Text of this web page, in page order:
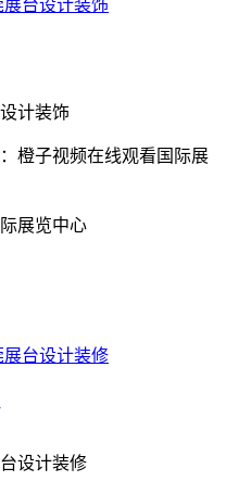
计装饰
子视频在线观看国际展
展览中心
设计装修